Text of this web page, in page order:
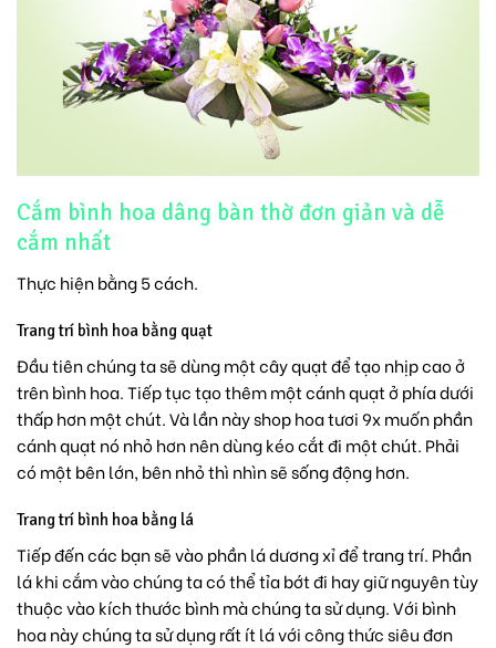
Cắm bình hoa dâng bàn thờ đơn giản và dễ
cắm nhất
Thực hiện bằng 5 cách.
Trang trí bình hoa bằng quạt
Đầu tiên chúng ta sẽ dùng một cây quạt để tạo nhịp cao ở
trên bình hoa. Tiếp tục tạo thêm một cánh quạt ở phía dưới
thấp hơn một chút. Và lần này shop hoa tươi 9x muốn phần
cánh quạt nó nhỏ hơn nên dùng kéo cắt đi một chút. Phải
có một bên lớn, bên nhỏ thì nhìn sẽ sống động hơn.
Trang trí bình hoa bằng lá
Tiếp đến các bạn sẽ vào phần lá dương xỉ để trang trí. Phần
lá khi cắm vào chúng ta có thể tỉa bớt đi hay giữ nguyên tùy
thuộc vào kích thước bình mà chúng ta sử dụng. Với bình
hoa này chúng ta sử dụng rất ít lá với công thức siêu đơn